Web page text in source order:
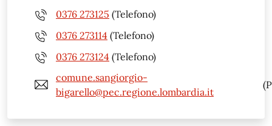
0376 273125 (Telefono)
0376 273114 (Telefono)
0376 273124 (Telefono)
comune.sangiorgio-
bigarello@pec.regione.lombardia.it